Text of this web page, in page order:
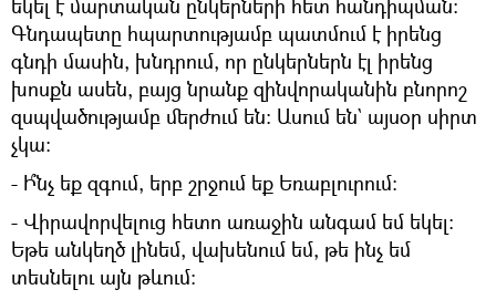
Գնդապետը հպարտությամբ պատմում է իրենց
գնդի մասին, խնդրում, որ ընկերներն էլ իրենց
խոսքն ասեն, բայց նրանք զինվորականին բնորոշ
զսպվածությամբ մերժում են։ Ասում են` այսօր սիրտ
չկա։
- Ի՞նչ եք զգում, երբ շրջում եք Եռաբլուրում։
- Վիրավորվելուց հետո առաջին անգամ եմ եկել։
Եթե անկեղծ լինեմ, վախենում եմ, թե ինչ եմ
տեսնելու այն թևում։